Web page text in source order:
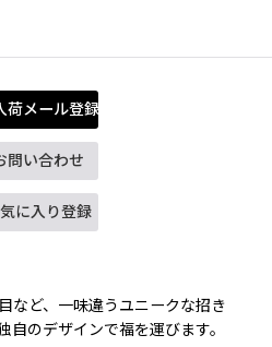
荷メール登録
問い合わせ
に入り登録
など、一味違うユニークな招き
自のデザインで福を運びます。